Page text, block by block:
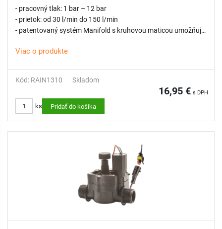
- pracovný tlak: 1 bar – 12 bar
- prietok: od 30 l/min do 150 l/min
- patentovaný systém Manifold s kruhovou maticou umožňuje
- materiál: PA 6 30 % sklenené vlákno
- solenoid 24 Vac s absorpciou pri snímaní 0,43 A a pri údržbe
- dĺžka 11,2 cm zaručuje zameniteľnosť s modelmi iných
Viac o produkte
Kód: RAIN1310 Skladom
16,95 € s DPH
ks Pridať do košíka